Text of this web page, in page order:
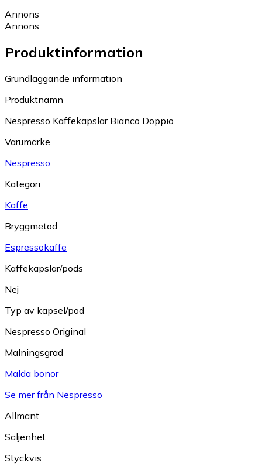
Annons
Annons
Produktinformation
Grundläggande information
Produktnamn
Nespresso Kaffekapslar Bianco Doppio
Varumärke
Nespresso
Kategori
Kaffe
Bryggmetod
Espressokaffe
Kaffekapslar/pods
Nej
Typ av kapsel/pod
Nespresso Original
Malningsgrad
Malda bönor
Se mer från Nespresso
Allmänt
Säljenhet
Styckvis